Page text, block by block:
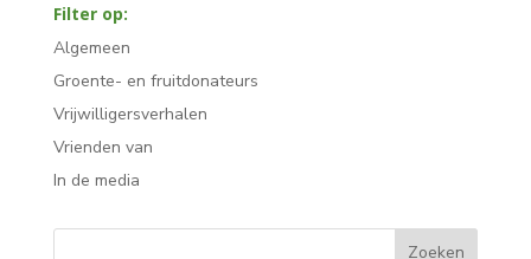
Filter op:
Algemeen
Groente- en fruitdonateurs
Vrijwilligersverhalen
Vrienden van
In de media